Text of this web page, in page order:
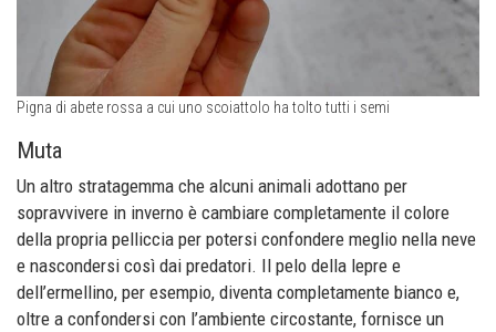
Pigna di abete rossa a cui uno scoiattolo ha tolto tutti i semi
Muta
Un altro stratagemma che alcuni animali adottano per
sopravvivere in inverno è cambiare completamente il colore
della propria pelliccia per potersi confondere meglio nella neve
e nascondersi così dai predatori. Il pelo della lepre e
dell’ermellino, per esempio, diventa completamente bianco e,
oltre a confondersi con l’ambiente circostante, fornisce un